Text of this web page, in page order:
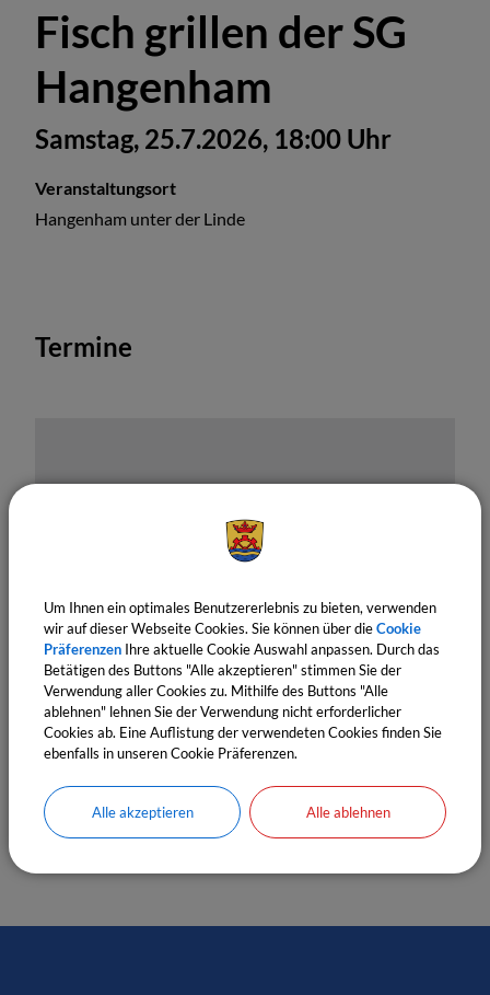
Fisch grillen der SG
Hangenham
Samstag, 25.7.2026, 18:00 Uhr
Termine
Veranstaltungsort
Hangenham unter der Linde
OpenStreetMap wird derzeit
nicht angezeigt
Bitte aktivieren Sie "OpenStreetMap" in Ihren
Cookie Einstellungen.
Cookies Anpassen
Um Ihnen ein optimales Benutzererlebnis zu bieten, verwenden
wir auf dieser Webseite Cookies. Sie können über dieCookie
Präferenzen Ihre aktuelle Cookie Auswahl anpassen. Durch das
Betätigen des Buttons "Alle akzeptieren" stimmen Sie der
Verwendung aller Cookies zu. Mithilfe des Buttons "Alle
ablehnen" lehnen Sie der Verwendung nicht erforderlicher
Cookies ab. Eine Auflistung der verwendeten Cookies finden Sie
ebenfalls in unseren Cookie Präferenzen.
Alle akzeptieren Alle ablehnen